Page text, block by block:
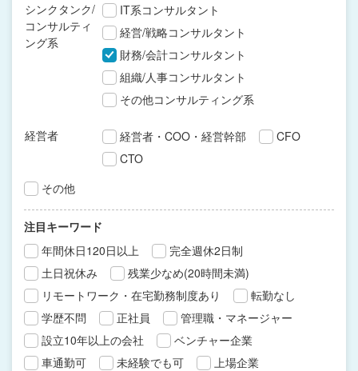
シンクタンク/
コンサルティ
ング系
IT系コンサルタント
経営/戦略コンサルタント
財務/会計コンサルタント
組織/人事コンサルタント
その他コンサルティング系
経営者 経営者・COO・経営幹部
CFO
CTO
その他
注目キーワード
年間休日120日以上
完全週休2日制
土日祝休み
残業少なめ(20時間未満)
リモートワーク・在宅勤務制度あり
転勤なし
学歴不問
正社員
管理職・マネージャー
設立10年以上の会社
ベンチャー企業
車通勤可
未経験でも可 上場企業